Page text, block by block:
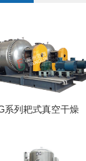
系列耙式真空干燥